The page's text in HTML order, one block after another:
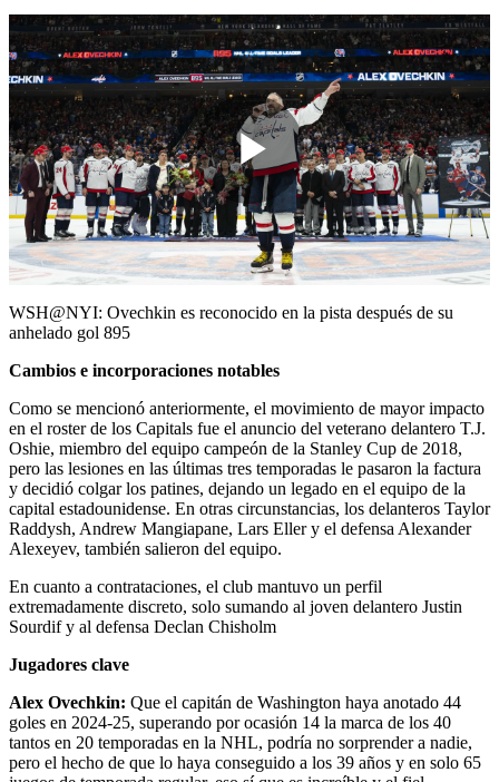
Play
Video
WSH@NYI: Ovechkin es reconocido en la pista después de su
anhelado gol 895
Cambios e incorporaciones notables
Como se mencionó anteriormente, el movimiento de mayor impacto
en el roster de los Capitals fue el anuncio del veterano delantero T.J.
Oshie, miembro del equipo campeón de la Stanley Cup de 2018,
pero las lesiones en las últimas tres temporadas le pasaron la factura
y decidió colgar los patines, dejando un legado en el equipo de la
capital estadounidense. En otras circunstancias, los delanteros Taylor
Raddysh, Andrew Mangiapane, Lars Eller y el defensa Alexander
Alexeyev, también salieron del equipo.
En cuanto a contrataciones, el club mantuvo un perfil
extremadamente discreto, solo sumando al joven delantero Justin
Sourdif y al defensa Declan Chisholm
Jugadores clave
Alex Ovechkin: Que el capitán de Washington haya anotado 44
goles en 2024-25, superando por ocasión 14 la marca de los 40
tantos en 20 temporadas en la NHL, podría no sorprender a nadie,
pero el hecho de que lo haya conseguido a los 39 años y en solo 65